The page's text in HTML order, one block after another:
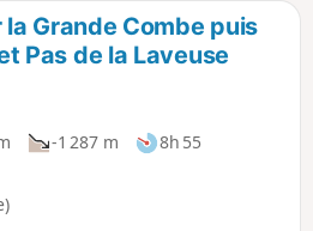
Grande Combe puis
Pas de la Laveuse
-1 287 m
8h 55